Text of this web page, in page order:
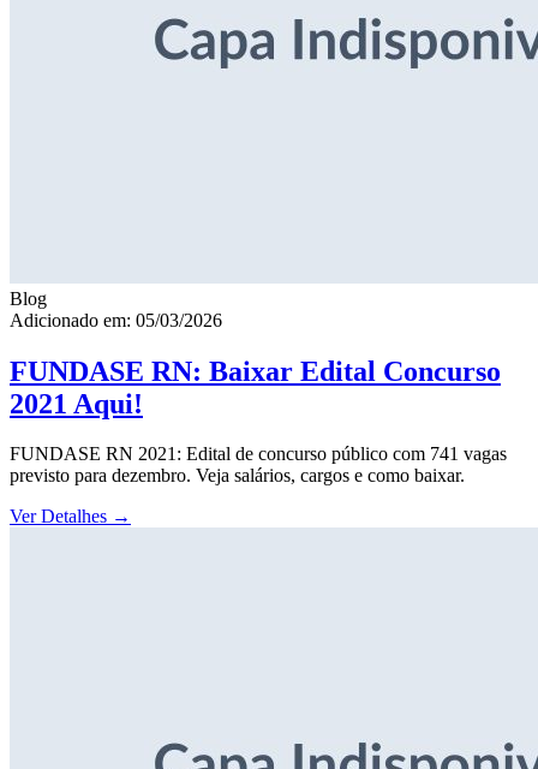
Blog
Adicionado em: 05/03/2026
FUNDASE RN: Baixar Edital Concurso
2021 Aqui!
FUNDASE RN 2021: Edital de concurso público com 741 vagas
previsto para dezembro. Veja salários, cargos e como baixar.
Ver Detalhes →